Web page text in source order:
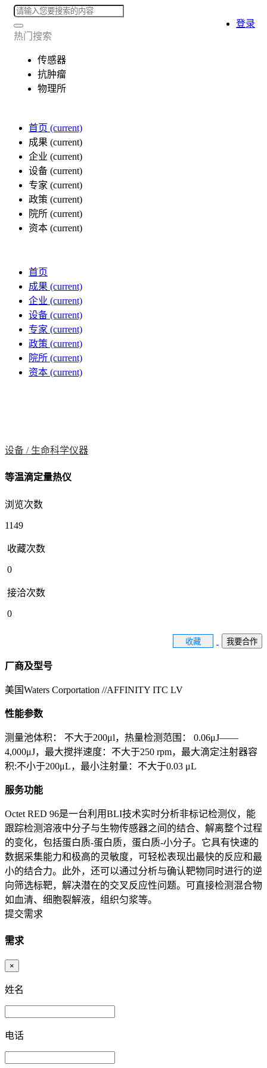
热门搜索
传感器
抗肿瘤
物理所
首页 (current)
成果 (current)
企业 (current)
设备 (current)
专家 (current)
政策 (current)
院所 (current)
资本 (current)
登录
首页
成果 (current)
企业 (current)
设备 (current)
专家 (current)
政策 (current)
院所 (current)
资本 (current)
设备 / 生命科学仪器
等温滴定量热仪
浏览次数
1149
收藏次数
0
接洽次数
0
收藏 我要合作
厂商及型号
美国Waters Corportation //AFFINITY ITC LV
性能参数
测量池体积： 不大于200μl，热量检测范围： 0.06μJ——
4,000μJ，最大搅拌速度：不大于250 rpm，最大滴定注射器容
积:不小于200μL，最小注射量：不大于0.03 μL
服务功能
Octet RED 96是一台利用BLI技术实时分析非标记检测仪，能
跟踪检测溶液中分子与生物传感器之间的结合、解离整个过程
的变化，包括蛋白质-蛋白质，蛋白质-小分子。它具有快速的
数据采集能力和极高的灵敏度，可轻松表现出最快的反应和最
小的结合力。此外，还可以通过分析与确认靶物同时进行的逆
向筛选标靶，解决潜在的交叉反应性问题。可直接检测混合物
如血清、细胞裂解液，组织匀浆等。
提交需求
需求
×
姓名
电话